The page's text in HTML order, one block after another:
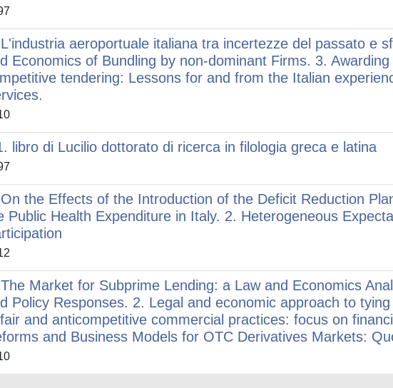
aeroportuale italiana tra incertezze del passato e
Economics of Bundling by non-dominant Firms. 3.
tendering: Lessons for and from the Italian
libro di Lucilio dottorato di ricerca in filologia greca e latina
the Effects of the Introduction of the Deficit Reduction
Public Health Expenditure in Italy. 2. Heterogeneous
Market for Subprime Lending: a Law and Economics
Policy Responses. 2. Legal and economic approach to
and anticompetitive commercial practices: focus on
and Business Models for OTC Derivatives Markets: